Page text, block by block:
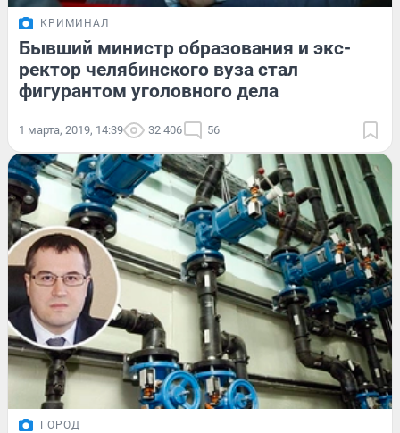
КРИМИНАЛ
Бывший министр образования и экс-
ректор челябинского вуза стал
фигурантом уголовного дела
1 марта, 2019, 14:39 32 406 56
ГОРОД